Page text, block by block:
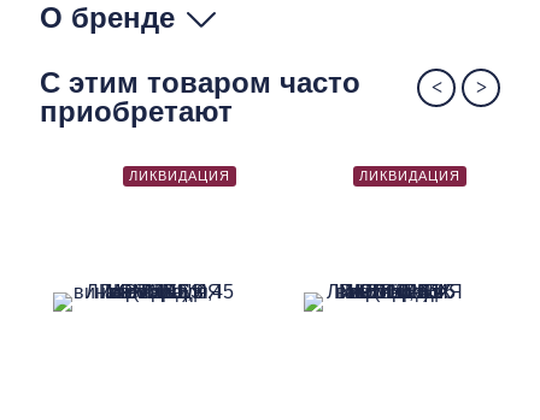
О бренде
С этим товаром часто
приобретают
ЛИКВИДАЦИЯ ЛИКВИДАЦИЯ